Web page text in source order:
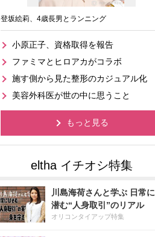
登坂絵莉、4歳長男とランニング
小原正子、資格取得を報告
ファミマとヒロアカがコラボ
施す側から見た整形のカジュアル化
美容外科医が世の中に思うこと
もっと見る
川島海荷さんと学ぶ 日常に
潜む“人身取引”のリアル
オリコンタイアップ特集